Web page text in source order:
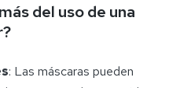
del uso de una
: Las máscaras pueden